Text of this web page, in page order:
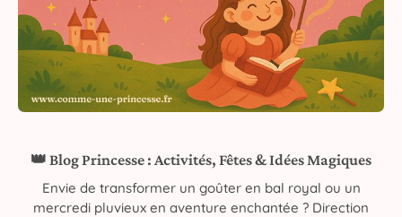
👑 Blog Princesse : Activités, Fêtes & Idées Magiques
Envie de transformer un goûter en bal royal ou un
mercredi pluvieux en aventure enchantée ? Direction